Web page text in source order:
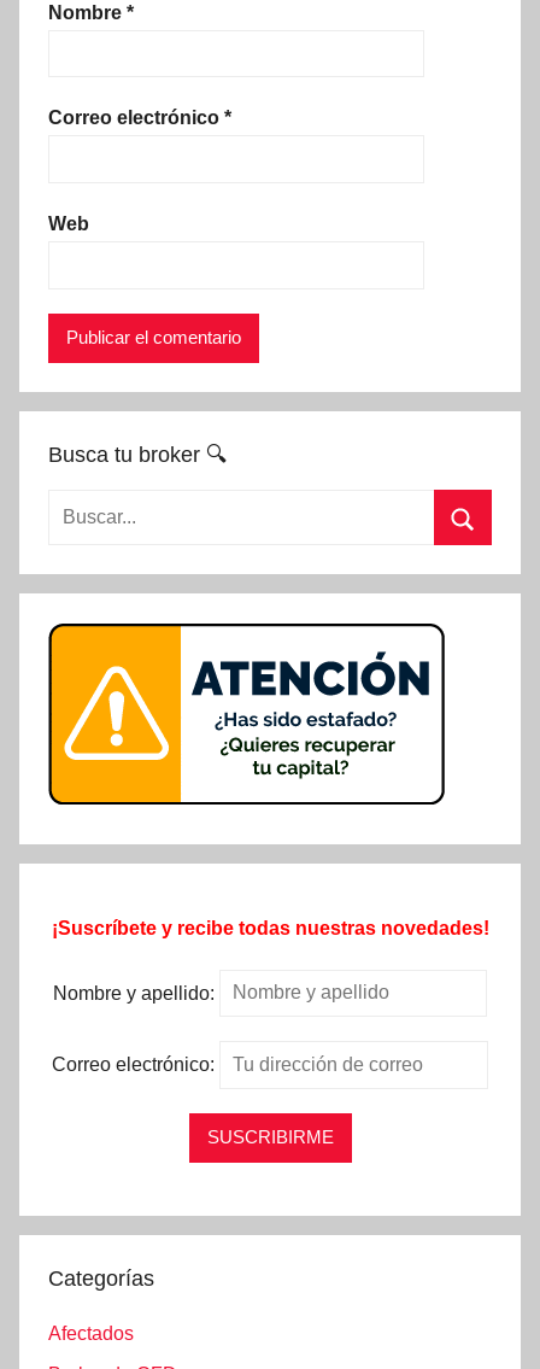
Nombre *
Correo electrónico *
Web
Busca tu broker 🔍
Buscar:
¡Suscríbete y recibe todas nuestras novedades!
Nombre y apellido:
Correo electrónico:
Categorías
Afectados